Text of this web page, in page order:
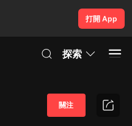
打開 App
探索
關注